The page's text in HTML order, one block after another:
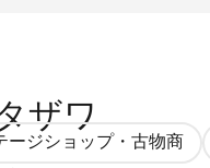
ザワ
ージショップ・古物商